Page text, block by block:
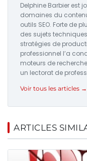
Delphine Barbier est
domaines du
outils SEO. Forte de
des sujets
stratégies de
professionnel l’a
moteurs de
un lectorat de
Voir tous les articles →
ARTICLES